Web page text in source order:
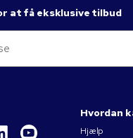
at få eksklusive tilbud
Hvordan
Hjælp